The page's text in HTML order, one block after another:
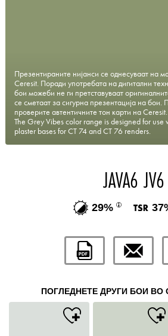
Презентираните нијанси се однесуваат на
Ceresit. Поради употребата на дигитални
бои можеби не ги претставуваат
се сметаат за сигурна презентација на бои.
проверите автентичните тон карти на Ceresit.
The Grey Vibes color range is designed for use
plaster bases for CT 74 and CT 76 renders.
JAVA6 JV6
29%
ПОГЛЕДНЕТЕ ДРУГИ БОИ ВО